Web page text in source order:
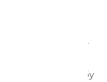
упрощает
пузырькового
включают резьбу